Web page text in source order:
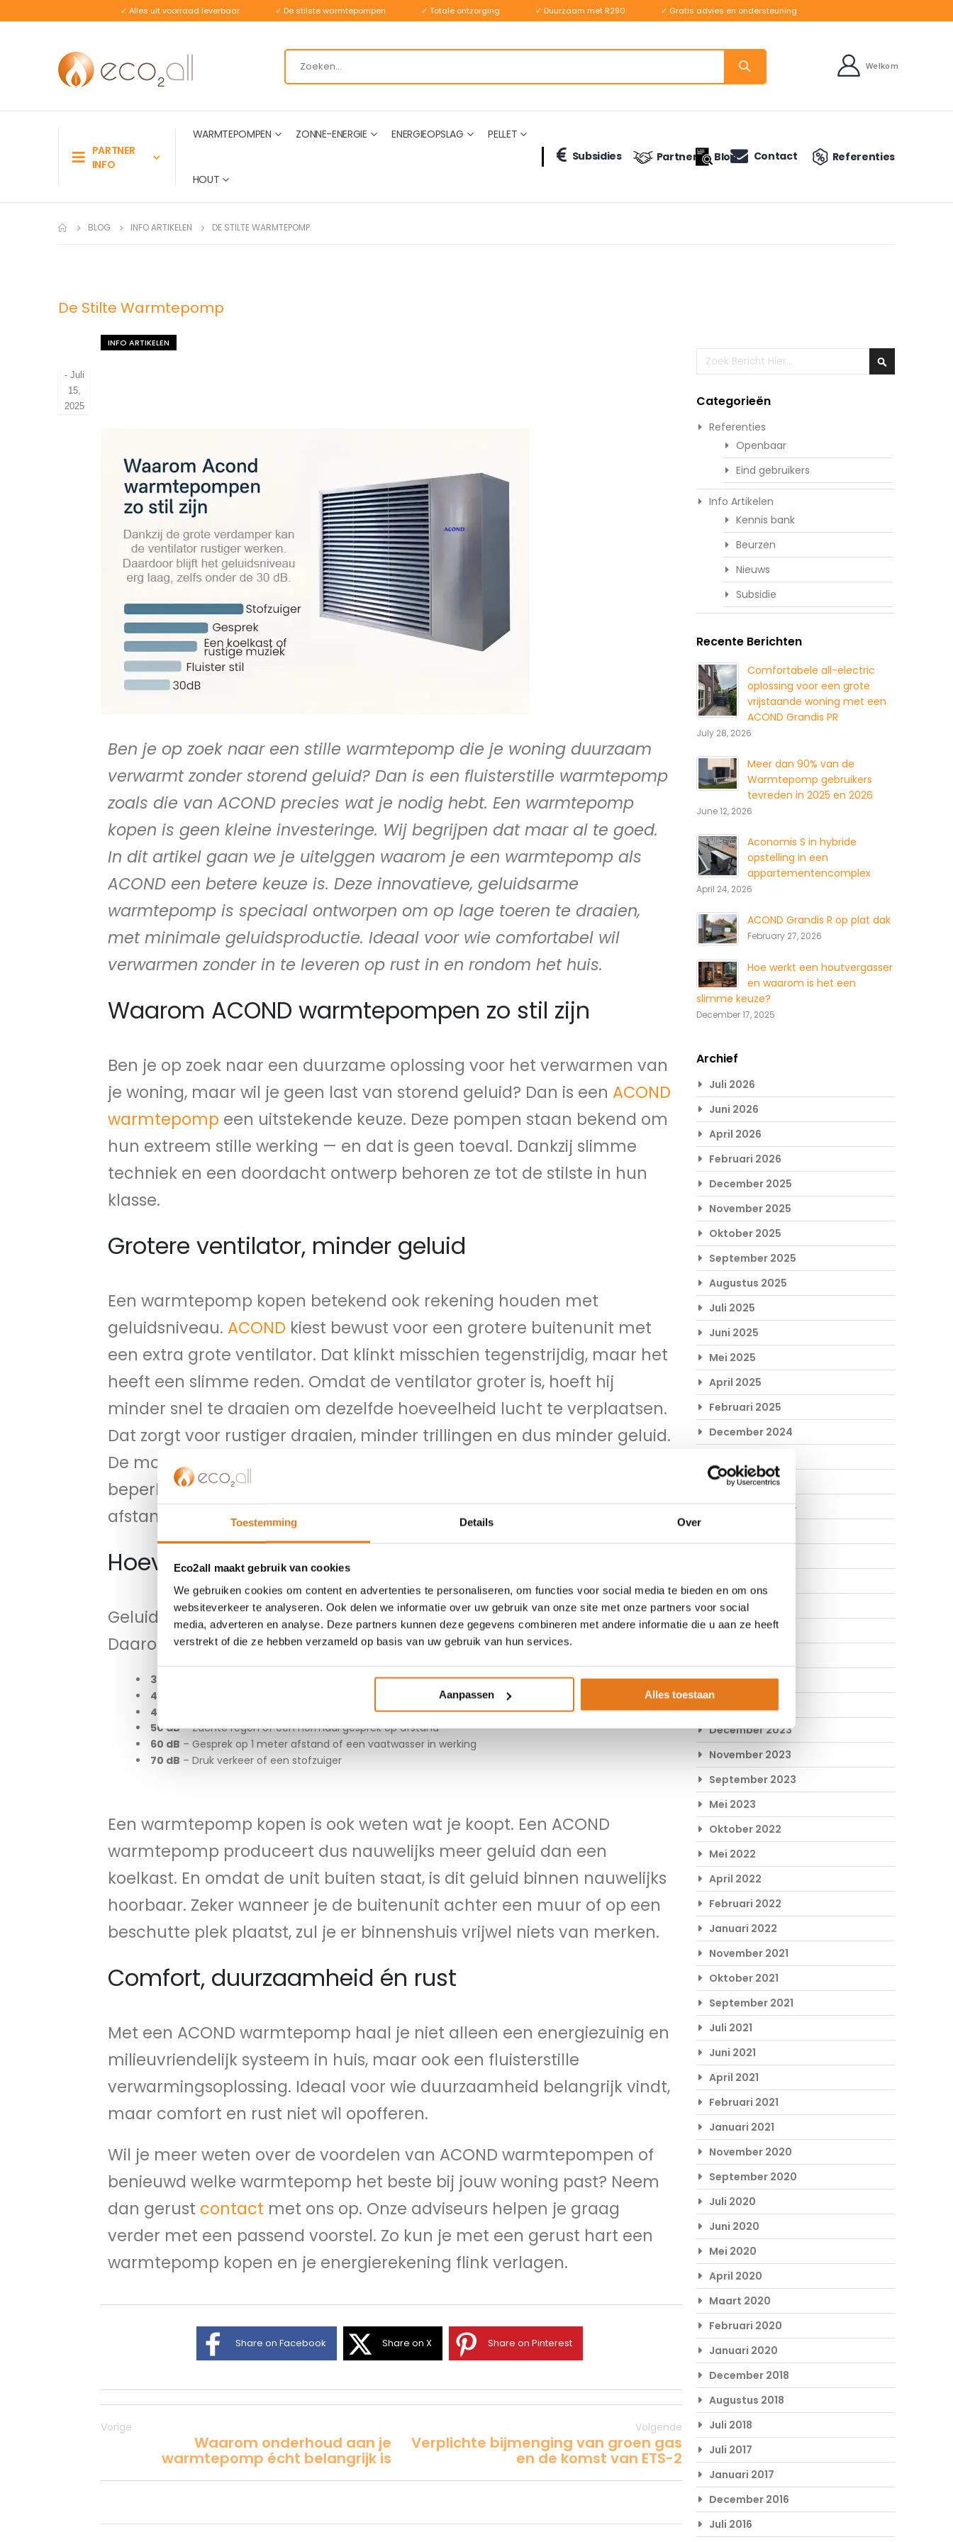
Toestemming Details Over
Eco2all maakt gebruik van cookies
We gebruiken cookies om content en advertenties te personaliseren, om functies voor social media te bieden en om ons
websiteverkeer te analyseren. Ook delen we informatie over uw gebruik van onze site met onze partners voor social
media, adverteren en analyse. Deze partners kunnen deze gegevens combineren met andere informatie die u aan ze heeft
verstrekt of die ze hebben verzameld op basis van uw gebruik van hun services.
Aanpassen Alles toestaan
✓ Alles uit voorraad leverbaar ✓ De stilste warmtepompen ✓ Totale ontzorging ✓ Duurzaam met R290 ✓ Gratis advies en ondersteuning
Welkom
PARTNER
INFO
WARMTEPOMPEN ZONNE-ENERGIE ENERGIEOPSLAG PELLET
HOUT
Subsidies Partners Blog Contact Referenties
BLOG INFO ARTIKELEN DE STILTE WARMTEPOMP
De Stilte Warmtepomp
INFO ARTIKELEN
-Juli
15,
2025
Ben je op zoek naar een stille warmtepomp die je woning duurzaam
verwarmt zonder storend geluid? Dan is een fluisterstille warmtepomp
zoals die van ACOND precies wat je nodig hebt. Een warmtepomp
kopen is geen kleine investeringe. Wij begrijpen dat maar al te goed.
In dit artikel gaan we je uitelggen waarom je een warmtepomp als
ACOND een betere keuze is. Deze innovatieve, geluidsarme
warmtepomp is speciaal ontworpen om op lage toeren te draaien,
met minimale geluidsproductie. Ideaal voor wie comfortabel wil
verwarmen zonder in te leveren op rust in en rondom het huis.
Waarom ACOND warmtepompen zo stil zijn
Ben je op zoek naar een duurzame oplossing voor het verwarmen van
je woning, maar wil je geen last van storend geluid? Dan is een ACOND
warmtepomp een uitstekende keuze. Deze pompen staan bekend om
hun extreem stille werking — en dat is geen toeval. Dankzij slimme
techniek en een doordacht ontwerp behoren ze tot de stilste in hun
klasse.
Grotere ventilator, minder geluid
Een warmtepomp kopen betekend ook rekening houden met
geluidsniveau. ACOND kiest bewust voor een grotere buitenunit met
een extra grote ventilator. Dat klinkt misschien tegenstrijdig, maar het
heeft een slimme reden. Omdat de ventilator groter is, hoeft hij
minder snel te draaien om dezelfde hoeveelheid lucht te verplaatsen.
Dat zorgt voor rustiger draaien, minder trillingen en dus minder geluid.
De motor hoeft zich niet in te spannen, waardoor de geluidsproductie
beperkt blijft tot slechts
afstand is dat nog minder dan het geluid van een tikkend horloge.
Hoeveel is 30 decibel?
Geluidsniveau is lastig in te schatten zonder vergelijkingsmateriaal.
Daarom geven we hieronder wat voorbeelden:
30 dB
– ACOND warmtepomp (Fluistering of het tikken van een horloge)
40 dB
47,7 dB
– vergelijkbaar met een koelkast of achtergrondmuziek
50 dB– Zachte regen of een normaal gesprek op afstand
60 dB – Gesprek op 1 meter afstand of een vaatwasser in werking
70 dB – Druk verkeer of een stofzuiger
Een warmtepomp kopen is ook weten wat je koopt. Een ACOND
warmtepomp produceert dus nauwelijks meer geluid dan een
koelkast. En omdat de unit buiten staat, is dit geluid binnen nauwelijks
hoorbaar. Zeker wanneer je de buitenunit achter een muur of op een
beschutte plek plaatst, zul je er binnenshuis vrijwel niets van merken.
Comfort, duurzaamheid én rust
Met een ACOND warmtepomp haal je niet alleen een energiezuinig en
milieuvriendelijk systeem in huis, maar ook een fluisterstille
verwarmingsoplossing. Ideaal voor wie duurzaamheid belangrijk vindt,
maar comfort en rust niet wil opofferen.
Wil je meer weten over de voordelen van ACOND warmtepompen of
benieuwd welke warmtepomp het beste bij jouw woning past? Neem
dan gerust contact met ons op. Onze adviseurs helpen je graag
verder met een passend voorstel. Zo kun je met een gerust hart een
warmtepomp kopen en je energierekening flink verlagen.
Share on Facebook Share on X Share on Pinterest
Vorige
Waarom onderhoud aan je
warmtepomp écht belangrijk is
Volgende
Verplichte bijmenging van groen gas
en de komst van ETS-2
Zoeken
Categorieën
Referenties
Openbaar
Eind gebruikers
Info Artikelen
Kennis bank
Beurzen
Nieuws
Subsidie
Recente Berichten
Comfortabele all-electric
oplossing voor een grote
vrijstaande woning met een
ACOND Grandis PR
July 28, 2026
Meer dan 90% van de
Warmtepomp gebruikers
tevreden in 2025 en 2026
June 12, 2026
Aconomis S in hybride
opstelling in een
appartementencomplex
April 24, 2026
ACOND Grandis R op plat dak
February 27, 2026
Hoe werkt een houtvergasser
en waarom is het een
slimme keuze?
December 17, 2025
Archief
Juli 2026
Juni 2026
April 2026
Februari 2026
December 2025
November 2025
Oktober 2025
September 2025
Augustus 2025
Juli 2025
Juni 2025
Mei 2025
April 2025
Februari 2025
December 2024
Oktober 2024
September 2024
Mei 2024
April 2024
Februari 2024
December 2023
November 2023
September 2023
Mei 2023
Oktober 2022
Mei 2022
April 2022
Februari 2022
Januari 2022
November 2021
Oktober 2021
September 2021
Juli 2021
Juni 2021
April 2021
Februari 2021
Januari 2021
November 2020
September 2020
Juli 2020
Juni 2020
Mei 2020
April 2020
Maart 2020
Februari 2020
Januari 2020
December 2018
Augustus 2018
Juli 2018
Juli 2017
Januari 2017
December 2016
Juli 2016